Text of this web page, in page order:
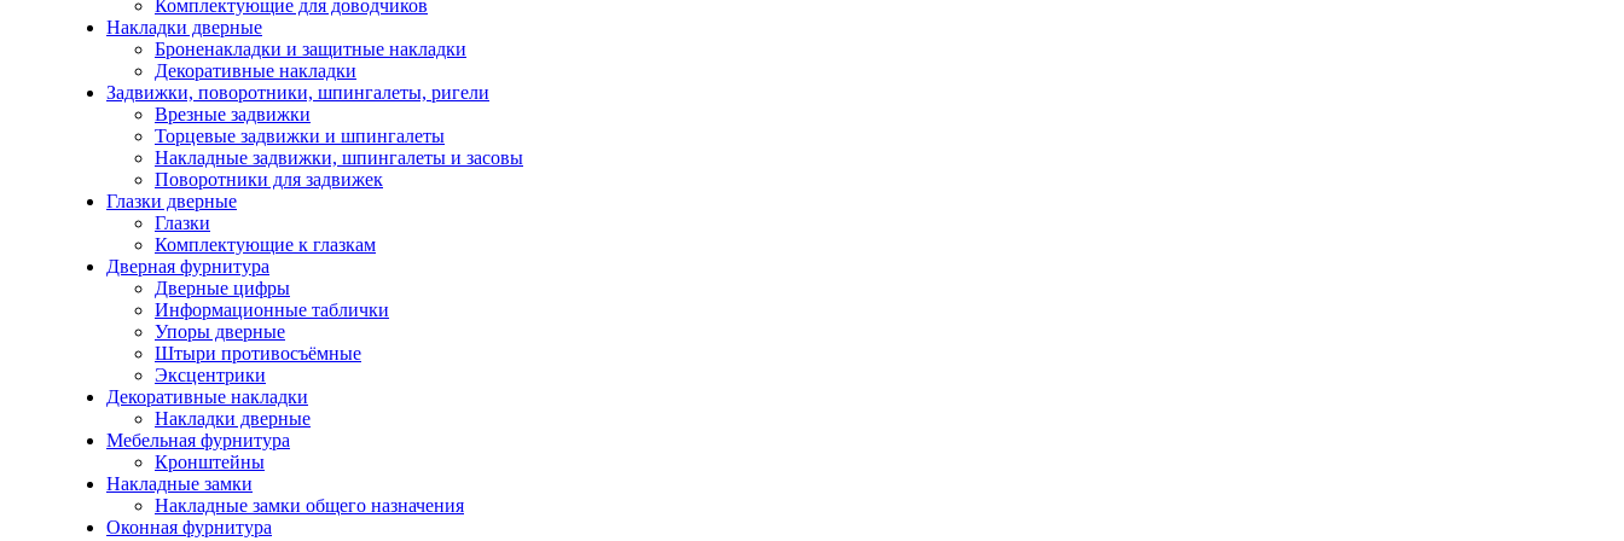
Комплектующие для доводчиков
Накладки дверные
Броненакладки и защитные накладки
Декоративные накладки
Задвижки, поворотники, шпингалеты, ригели
Врезные задвижки
Торцевые задвижки и шпингалеты
Накладные задвижки, шпингалеты и засовы
Поворотники для задвижек
Глазки дверные
Глазки
Комплектующие к глазкам
Дверная фурнитура
Дверные цифры
Информационные таблички
Упоры дверные
Штыри противосъёмные
Эксцентрики
Декоративные накладки
Накладки дверные
Мебельная фурнитура
Кронштейны
Накладные замки
Накладные замки общего назначения
Оконная фурнитура